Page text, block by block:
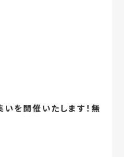
いを開催いたします！無